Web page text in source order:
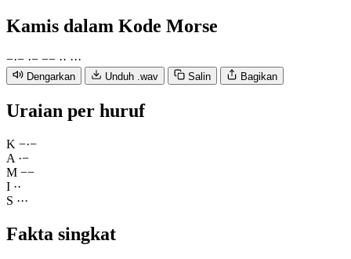
Kamis dalam Kode Morse
−·− ·− −− ·· ···
Dengarkan Unduh .wav Salin Bagikan
Uraian per huruf
K −·−
A ·−
M −−
I ··
S ···
Fakta singkat